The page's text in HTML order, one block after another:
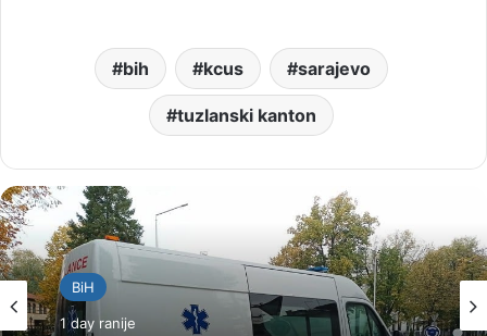
bih kcus sarajevo
tuzlanski kanton
BiH
1 day ranije